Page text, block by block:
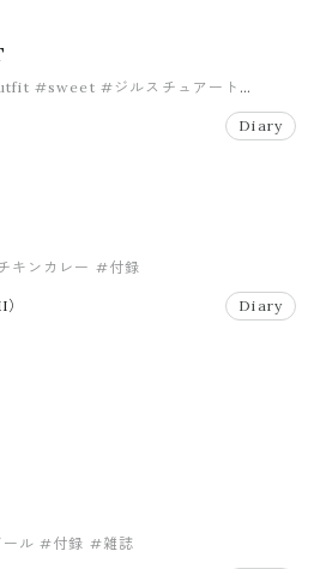
#sweet #ジルスチュアート
Diary
キンカレー #付録
Diary
ル #付録 #雑誌